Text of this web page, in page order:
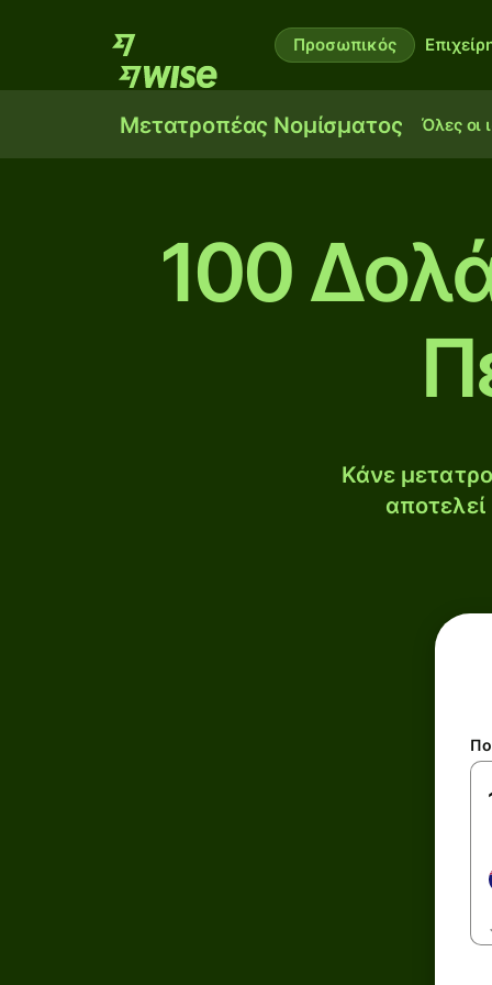
Προσωπικός
Μετατροπέας Νομίσματος Όλες οι
100
Κάνε